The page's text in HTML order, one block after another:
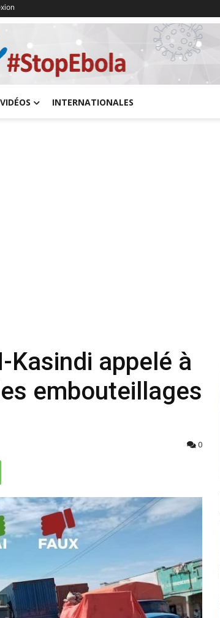
VIDÉOS INTERNATIONALES
Kasindi appelé à
embouteillages
0